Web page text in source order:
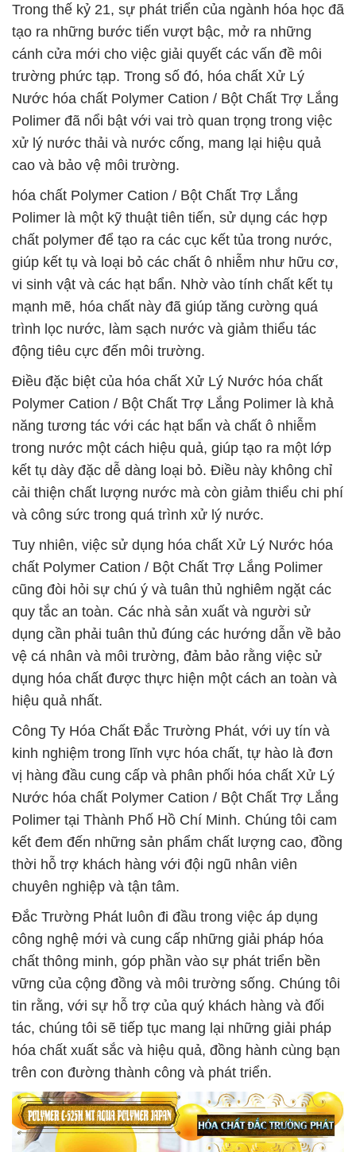
Trong thế kỷ 21, sự phát triển của ngành hóa học đã
tạo ra những bước tiến vượt bậc, mở ra những
cánh cửa mới cho việc giải quyết các vấn đề môi
trường phức tạp. Trong số đó, hóa chất Xử Lý
Nước hóa chất Polymer Cation / Bột Chất Trợ Lắng
Polimer đã nổi bật với vai trò quan trọng trong việc
xử lý nước thải và nước cống, mang lại hiệu quả
cao và bảo vệ môi trường.
hóa chất Polymer Cation / Bột Chất Trợ Lắng
Polimer là một kỹ thuật tiên tiến, sử dụng các hợp
chất polymer để tạo ra các cục kết tủa trong nước,
giúp kết tụ và loại bỏ các chất ô nhiễm như hữu cơ,
vi sinh vật và các hạt bẩn. Nhờ vào tính chất kết tụ
mạnh mẽ, hóa chất này đã giúp tăng cường quá
trình lọc nước, làm sạch nước và giảm thiểu tác
động tiêu cực đến môi trường.
Điều đặc biệt của hóa chất Xử Lý Nước hóa chất
Polymer Cation / Bột Chất Trợ Lắng Polimer là khả
năng tương tác với các hạt bẩn và chất ô nhiễm
trong nước một cách hiệu quả, giúp tạo ra một lớp
kết tụ dày đặc dễ dàng loại bỏ. Điều này không chỉ
cải thiện chất lượng nước mà còn giảm thiểu chi phí
và công sức trong quá trình xử lý nước.
Tuy nhiên, việc sử dụng hóa chất Xử Lý Nước hóa
chất Polymer Cation / Bột Chất Trợ Lắng Polimer
cũng đòi hỏi sự chú ý và tuân thủ nghiêm ngặt các
quy tắc an toàn. Các nhà sản xuất và người sử
dụng cần phải tuân thủ đúng các hướng dẫn về bảo
vệ cá nhân và môi trường, đảm bảo rằng việc sử
dụng hóa chất được thực hiện một cách an toàn và
hiệu quả nhất.
Công Ty Hóa Chất Đắc Trường Phát, với uy tín và
kinh nghiệm trong lĩnh vực hóa chất, tự hào là đơn
vị hàng đầu cung cấp và phân phối hóa chất Xử Lý
Nước hóa chất Polymer Cation / Bột Chất Trợ Lắng
Polimer tại Thành Phố Hồ Chí Minh. Chúng tôi cam
kết đem đến những sản phẩm chất lượng cao, đồng
thời hỗ trợ khách hàng với đội ngũ nhân viên
chuyên nghiệp và tận tâm.
Đắc Trường Phát luôn đi đầu trong việc áp dụng
công nghệ mới và cung cấp những giải pháp hóa
chất thông minh, góp phần vào sự phát triển bền
vững của cộng đồng và môi trường sống. Chúng tôi
tin rằng, với sự hỗ trợ của quý khách hàng và đối
tác, chúng tôi sẽ tiếp tục mang lại những giải pháp
hóa chất xuất sắc và hiệu quả, đồng hành cùng bạn
trên con đường thành công và phát triển.